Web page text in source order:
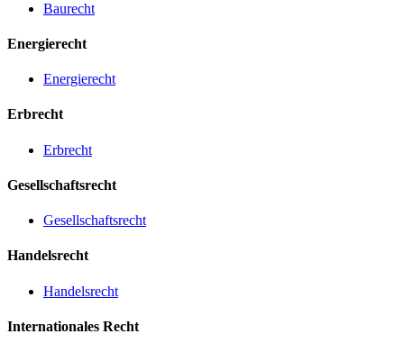
Baurecht
Energierecht
Energierecht
Erbrecht
Erbrecht
Gesellschaftsrecht
Gesellschaftsrecht
Handelsrecht
Handelsrecht
Internationales Recht